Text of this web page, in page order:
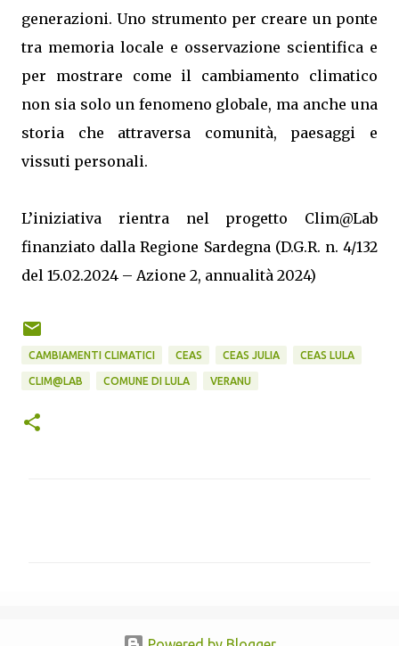
generazioni. Uno strumento per creare un ponte
tra memoria locale e osservazione scientifica e
per mostrare come il cambiamento climatico
non sia solo un fenomeno globale, ma anche una
storia che attraversa comunità, paesaggi e
vissuti personali.
L’iniziativa rientra nel progetto Clim@Lab
finanziato dalla Regione Sardegna (D.G.R. n. 4/132
del 15.02.2024 – Azione 2, annualità 2024)
CAMBIAMENTI CLIMATICI CEAS CEAS JULIA CEAS LULA
CLIM@LAB COMUNE DI LULA VERANU